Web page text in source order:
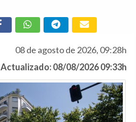
08 de agosto de 2026, 09:28h
Actualizado: 08/08/2026 09:33h